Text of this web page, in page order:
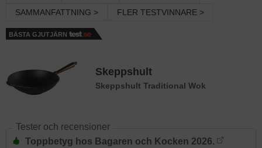
SAMMANFATTNING >
FLER TESTVINNARE >
BÄSTA GJUTJÄRN
Skeppshult
Skeppshult Traditional Wok
Tester och recensioner
Toppbetyg hos Bagaren och Kocken 2026.